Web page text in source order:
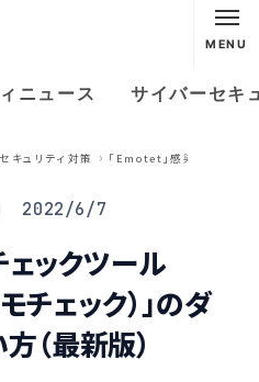
MENU
ニュース サイバーセキ
キュリティ対策
2022/6/7
ックツール
チェック）」のダ
（最新版）